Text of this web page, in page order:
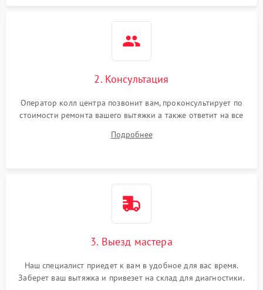
2. Консультация
Оператор колл центра позвонит вам, проконсультирует по
стоимости ремонта вашего вытяжки а также ответит на все
Подробнее
3. Выезд мастера
Наш специалист приедет к вам в удобное для вас время.
Заберет ваш вытяжка и привезет на склад для диагностики.